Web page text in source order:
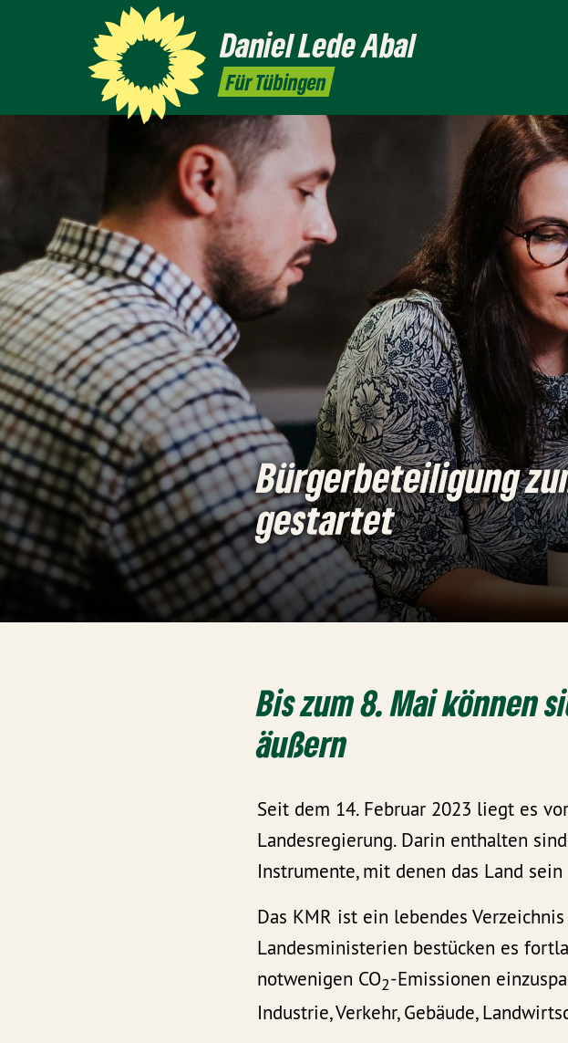
DanielLede Abal
Für Tübingen
Bürgerbeteiligung
gestartet
Bis zum 8. Mai können
äußern
Seit dem 14. Februar 2023 liegt es
Landesregierung. Darin enthalten
Instrumente, mit denen das Land
Das KMR ist ein lebendes
Landesministerien bestücken es
notwenigen CO2-Emissionen
Industrie, Verkehr, Gebäude,